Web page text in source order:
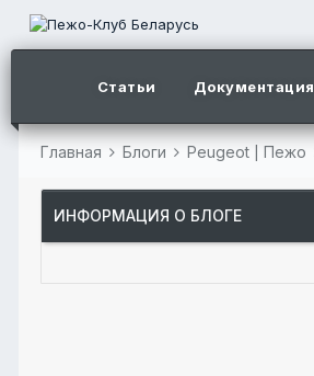
Статьи Документация
Главная Блоги Peugeot | Пежо
ИНФОРМАЦИЯ О БЛОГЕ